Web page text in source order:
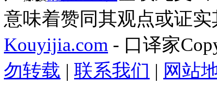
意味着赞同其观点或证
Kouyijia.com - 口译家
勿转载 | 联系我们 | 网站